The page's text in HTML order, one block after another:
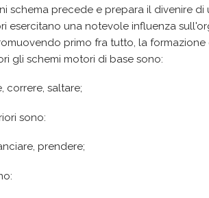
schema precede e prepara il divenire di
esercitano una notevole influenza
primo fra tutto, la
gli schemi motori di base sono:
correre, saltare;
sono:
prendere;